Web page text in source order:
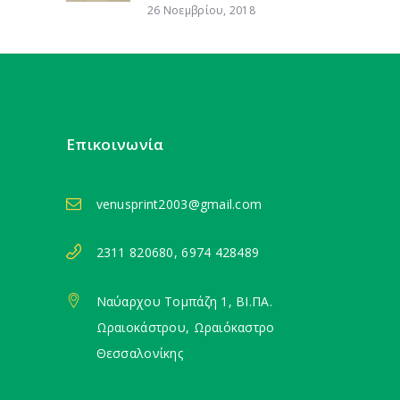
26 Νοεμβρίου, 2018
Επικοινωνία
venusprint2003@gmail.com
2311 820680, 6974 428489
Ναύαρχου Τομπάζη 1, ΒΙ.ΠΑ.
Ωραιοκάστρου, Ωραιόκαστρο
Θεσσαλονίκης